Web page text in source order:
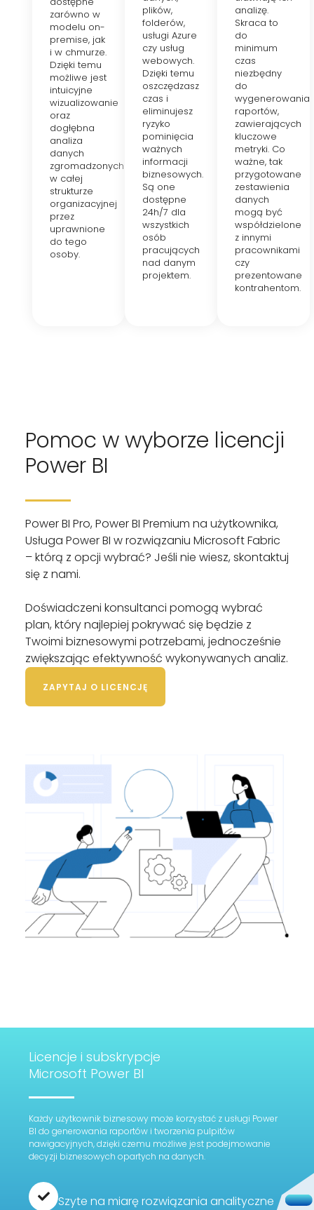
zarówno w
modelu on-
premise, jak
i w chmurze.
Dzięki temu
możliwe jest
intuicyjne
wizualizowanie
oraz
dogłębna
analiza
danych
zgromadzonych
w całej
strukturze
organizacyjnej
przez
uprawnione
do tego
osoby.
plików,
folderów,
usługi Azure
czy usług
webowych.
Dzięki temu
oszczędzasz
czas i
eliminujesz
ryzyko
pominięcia
ważnych
informacji
biznesowych.
Są one
dostępne
24h/7 dla
wszystkich
osób
pracujących
nad danym
projektem.
analizę.
Skraca to
do
minimum
czas
niezbędny
do
wygenerowania
raportów,
zawierających
kluczowe
metryki. Co
ważne, tak
przygotowane
zestawienia
danych
mogą być
współdzielone
z innymi
pracownikami
czy
prezentowane
kontrahentom.
Pomoc w wyborze licencji
Power BI
Power BI Pro, Power BI Premium na użytkownika,
Usługa Power BI w rozwiązaniu Microsoft Fabric
– którą z opcji wybrać? Jeśli nie wiesz, skontaktuj
się z nami.
Doświadczeni konsultanci pomogą wybrać
plan, który najlepiej pokrywać się będzie z
Twoimi biznesowymi potrzebami, jednocześnie
zwiększając efektywność wykonywanych analiz.
ZAPYTAJ O LICENCJĘ
Licencje i subskrypcje
Microsoft Power BI
Każdy użytkownik biznesowy może korzystać z usługi Power
BI do generowania raportów i tworzenia pulpitów
nawigacyjnych, dzięki czemu możliwe jest podejmowanie
decyzji biznesowych opartych na danych.
Szyte na miarę rozwiązania analityczne